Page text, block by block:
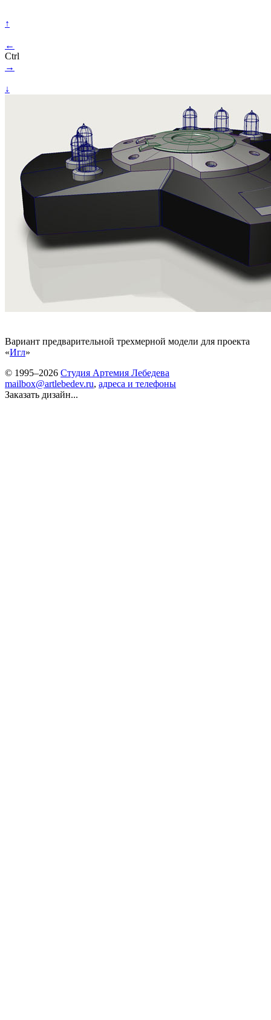
↑
←
Ctrl
→
↓
Вариант предварительной трехмерной модели для проекта
«Игл»
© 1995–2026 Студия Артемия Лебедева
mailbox@artlebedev.ru, адреса и телефоны
Заказать дизайн...